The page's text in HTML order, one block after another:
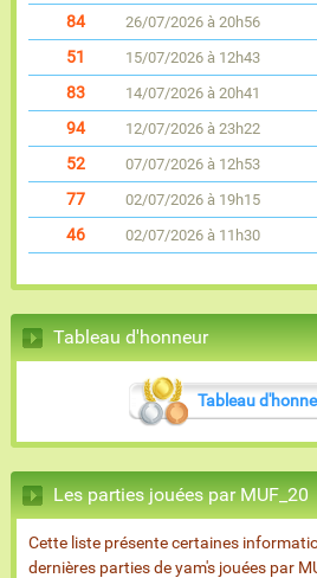
84
26/07/2026 à 20h56
51
15/07/2026 à 12h43
83
14/07/2026 à 20h41
94
12/07/2026 à 23h22
52
07/07/2026 à 12h53
77
02/07/2026 à 19h15
46
02/07/2026 à 11h30
Tableau d'honneur
Tableau
Les parties jouées par MUF_20
Cette liste présente certaines
dernières parties de yam's jouées par